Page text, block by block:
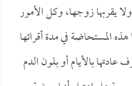
يقربها زوجها، وكل الأمور
هذه المستحاضة في مدة أقرائها
بالأيام أو بلون الدم